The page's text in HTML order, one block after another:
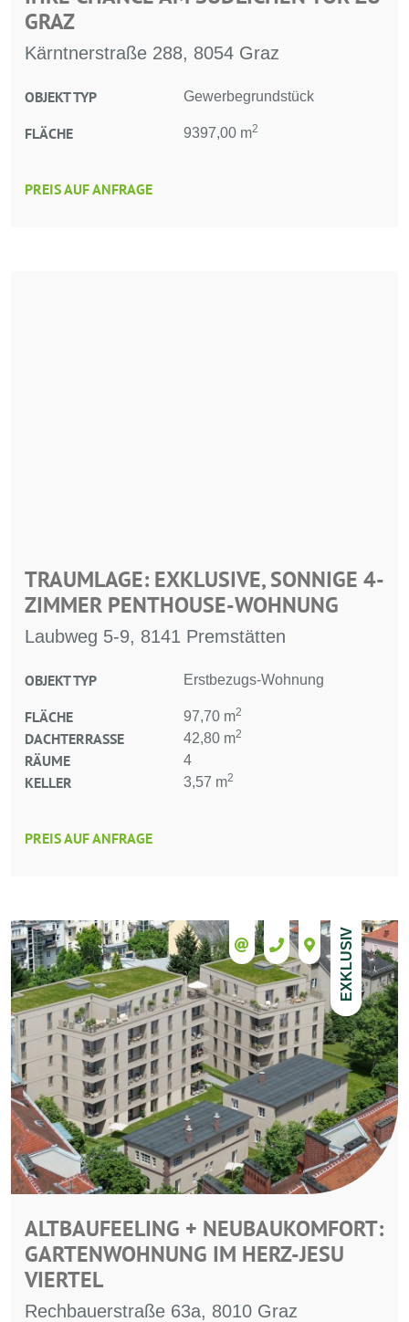
GRAZ
Kärntnerstraße 288, 8054 Graz
OBJEKT TYP Gewerbegrundstück
FLÄCHE 9397,00 m2
PREIS AUF ANFRAGE
TRAUMLAGE: EXKLUSIVE, SONNIGE 4-
ZIMMER PENTHOUSE-WOHNUNG
Laubweg 5-9, 8141 Premstätten
OBJEKT TYP Erstbezugs-Wohnung
FLÄCHE 97,70 m2
DACHTERRASSE 42,80 m2
RÄUME 4
KELLER 3,57 m2
PREIS AUF ANFRAGE
EXKLUSIV
ALTBAUFEELING + NEUBAUKOMFORT:
GARTENWOHNUNG IM HERZ-JESU
VIERTEL
Rechbauerstraße 63a, 8010 Graz